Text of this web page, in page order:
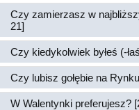
Czy zamierzasz w
21]
Czy kiedykolwiek byłeś (-
Czy lubisz gołębie na
W Walentynki preferujesz?